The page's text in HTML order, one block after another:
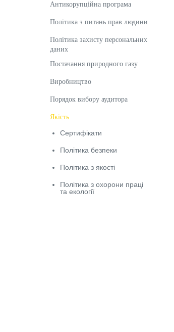
Антикорупційна програма
Політика з питань прав людини
Політика захисту персональних
даних
Постачання природного газу
Виробництво
Порядок вибору аудитора
Якiсть
Сертифiкати
Полiтика безпеки
Політика з якості
Політика з охорони праці
та екології